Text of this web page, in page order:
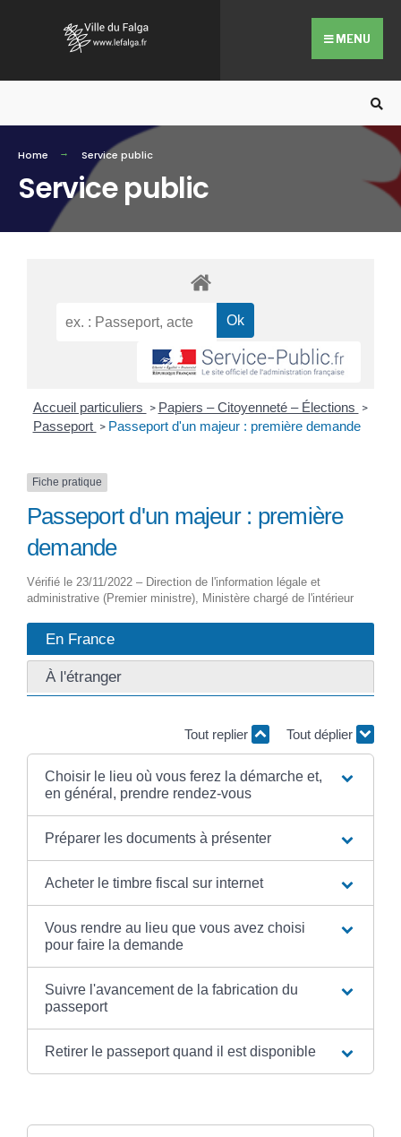
MENU
Home Service public
Service public
Accueil particuliers > Papiers – Citoyenneté – Élections >
Passeport > Passeport d'un majeur : première demande
Fiche pratique
Passeport d'un majeur : première
demande
Vérifié le 23/11/2022 – Direction de l'information légale et
administrative (Premier ministre), Ministère chargé de l'intérieur
En France
À l'étranger
Tout replier Tout déplier
Choisir le lieu où vous ferez la démarche et,
en général, prendre rendez-vous
Préparer les documents à présenter
Acheter le timbre fiscal sur internet
Vous rendre au lieu que vous avez choisi
pour faire la demande
Suivre l'avancement de la fabrication du
passeport
Retirer le passeport quand il est disponible